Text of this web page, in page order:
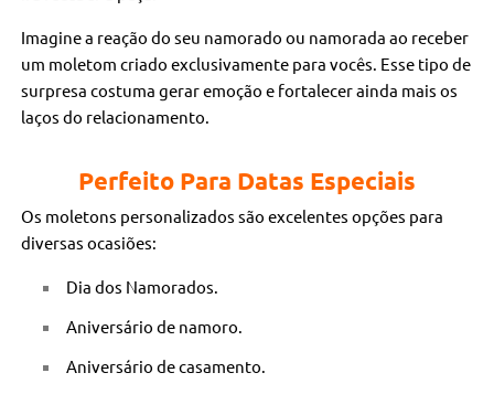
Imagine a reação do seu namorado ou namorada ao receber
um moletom criado exclusivamente para vocês. Esse tipo de
surpresa costuma gerar emoção e fortalecer ainda mais os
laços do relacionamento.
Perfeito Para Datas Especiais
Os moletons personalizados são excelentes opções para
diversas ocasiões:
Dia dos Namorados.
Aniversário de namoro.
Aniversário de casamento.